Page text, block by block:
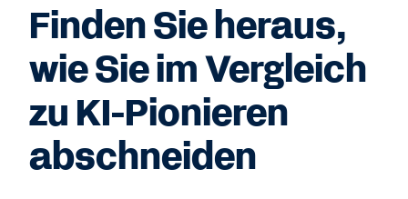
Finden Sie heraus,
wie Sie im Vergleich
zu KI-Pionieren
abschneiden